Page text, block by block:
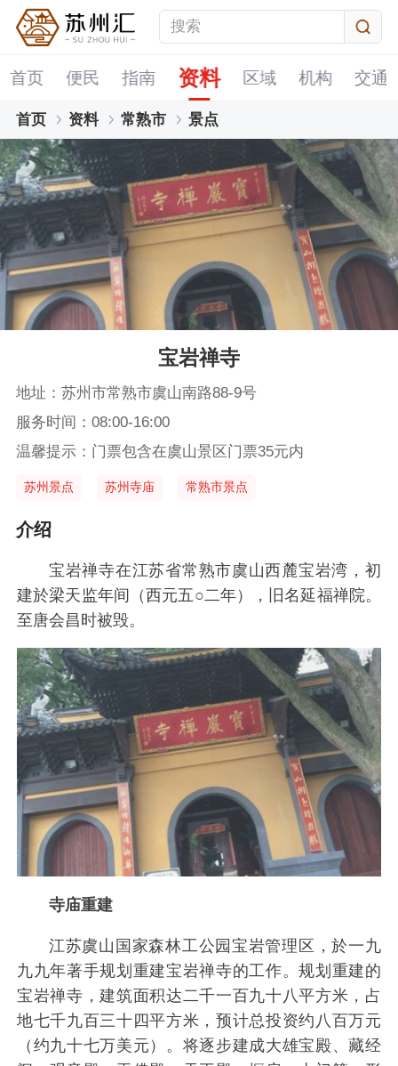
首页 便民 指南 资料 区域 机构 交通
首页 资料 常熟市 景点
宝岩禅寺
地址：苏州市常熟市虞山南路88-9号
服务时间：08:00-16:00
温馨提示：门票包含在虞山景区门票35元内
苏州景点 苏州寺庙 常熟市景点
介绍
宝岩禅寺在江苏省常熟市虞山西麓宝岩湾，初
建於梁天监年间（西元五○二年），旧名延福禅院。
至唐会昌时被毁。
寺庙重建
江苏虞山国家森林工公园宝岩管理区，於一九
九九年著手规划重建宝岩禅寺的工作。规划重建的
宝岩禅寺，建筑面积达二千一百九十八平方米，占
地七千九百三十四平方米，预计总投资约八百万元
（约九十七万美元）。将逐步建成大雄宝殿、藏经